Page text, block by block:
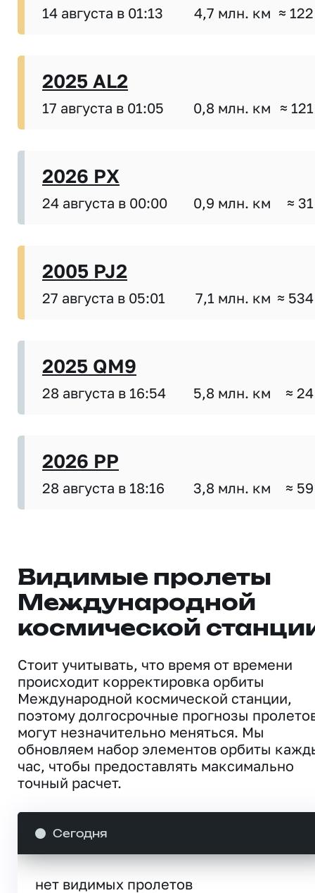
14 августа в 01:13 4,7 млн. км ≈
2025 AL2
17 августа в 01:05 0,8 млн. км ≈
2026 PX
24 августа в 00:00 0,9 млн. км ≈
2005 PJ2
27 августа в 05:01 7,1 млн. км ≈
2025 QM9
28 августа в 16:54 5,8 млн. км ≈
2026 PP
28 августа в 18:16 3,8 млн. км ≈
Видимые пролеты
Международной
космической
Стоит учитывать, что время от времени
происходит корректировка орбиты
Международной космической станции,
поэтому долгосрочные прогнозы
могут незначительно меняться. Мы
обновляем набор элементов орбиты
час, чтобы предоставлять максимально
точный расчет.
Сегодня
нет видимых пролетов